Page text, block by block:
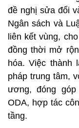
đề nghị sửa đổi
Ngân sách và
liên kết vùng,
đồng thời mở
hóa. Việc thành
pháp trung tâm,
ương, đóng
ODA, hợp tác
tầng.